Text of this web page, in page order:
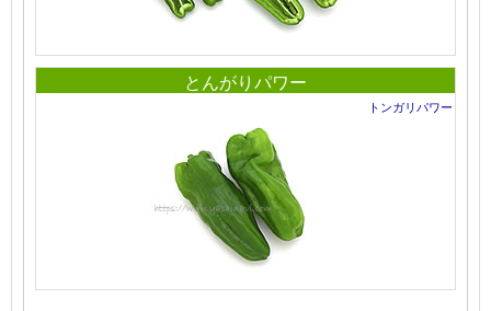
とんがりパワー
トンガリパワー